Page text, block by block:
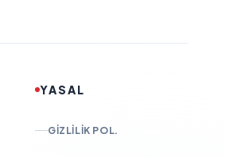
YASAL
GIZLILIK POL.